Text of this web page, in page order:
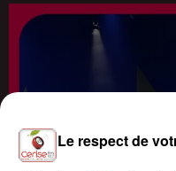
Le respect de